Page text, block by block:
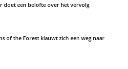
doet een belofte over het vervolg
of the Forest klauwt zich een weg naar